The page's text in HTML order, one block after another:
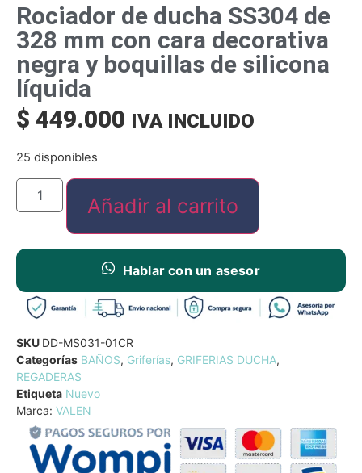
Rociador de ducha SS304 de
328 mm con cara decorativa
negra y boquillas de silicona
líquida
$ 449.000 IVA INCLUIDO
25 disponibles
Añadir al carrito
Hablar con un asesor
SKU DD-MS031-01CR
Categorías BAÑOS, Griferías, GRIFERIAS DUCHA,
REGADERAS
Etiqueta Nuevo
Marca: VALEN